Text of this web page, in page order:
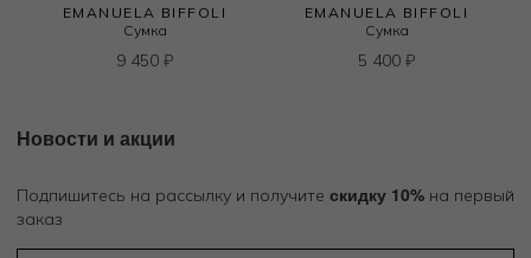
EMANUELA BIFFOLI
Сумка
9 450 ₽
EMANUELA BIFFOLI
Сумка
5 400 ₽
Новости и акции
Подпишитесь на рассылку и получите скидку 10% на первый
заказ